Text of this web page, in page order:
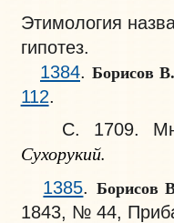
Этимология
гипотез.
1384 .Борисов
112
С. 1709.
Сухорукий.
1385. Борисов
1843, № 44,